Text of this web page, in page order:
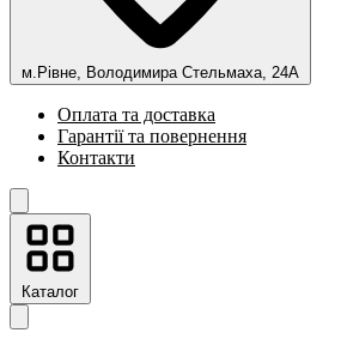
м.Рівне, Володимира Стельмаха, 24А
Оплата та доставка
Гарантії та повернення
Контакти
Каталог